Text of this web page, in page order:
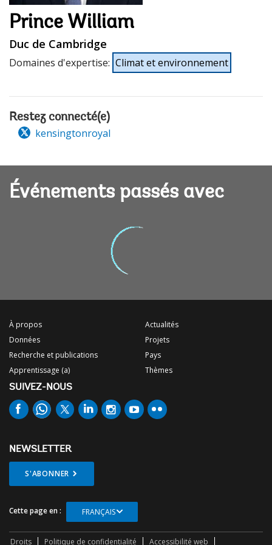
Prince William
Duc de Cambridge
Domaines d'expertise: Climat et environnement
Restez connecté(e)
kensingtonroyal
Événements passés avec
À propos
Données
Recherche et publications
Apprentissage (a)
Actualités
Projets
Pays
Thèmes
SUIVEZ-NOUS
NEWSLETTER
S'ABONNER
Cette page en : FRANÇAIS
Droits Politique de confidentialité Accessibilité web